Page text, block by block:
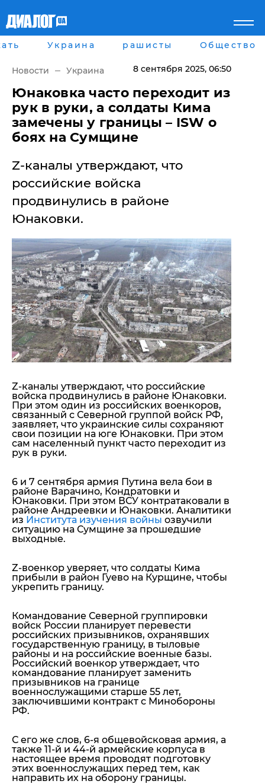
Главная
рассея
Мир
Беларусь
Военное обозрение
Наука и Техника
Экономика
Блоги
Шоу-биз
Здоровье
Спорт
Культура
Города
Луганск
Харьков
Днепр
Львов
Война на Донбассе и в
Крыму
"ДНР"
"ЛНР"
Оккупация Крыма
Новости Крыма
Донбасс
Армия Украины
Лайф стайл
Здоровье
Помощь проекту
Стиль Диалога
Шоу-биз
Культура
Общество
Пресс-релизы Авторское
ИноСМИ
Украина рашисты Общество
Новости Украина 8 сентября 2025, 06:50
​Юнаковка часто переходит из
рук в руки, а солдаты Кима
замечены у границы – ISW о
боях на Сумщине
Z-каналы утверждают, что
российские войска
продвинулись в районе
Юнаковки.
Z-каналы утверждают, что российские
войска продвинулись в районе Юнаковки.
При этом один из российских военкоров,
связанный с Северной группой войск РФ,
заявляет, что украинские силы сохраняют
свои позиции на юге Юнаковки. При этом
сам населенный пункт часто переходит из
рук в руки.
6 и 7 сентября армия Путина вела бои в
районе Варачино, Кондратовки и
Юнаковки. При этом ВСУ контратаковали в
районе Андреевки и Юнаковки. Аналитики
из Института изучения войны озвучили
ситуацию на Сумщине за прошедшие
выходные.
Z-военкор уверяет, что солдаты Кима
прибыли в район Гуево на Курщине, чтобы
укрепить границу.
Командование Северной группировки
войск России планирует перевести
российских призывников, охранявших
государственную границу, в тыловые
районы и на российские военные базы.
Российский военкор утверждает, что
командование планирует заменить
призывников на границе
военнослужащими старше 55 лет,
заключившими контракт с Минобороны
РФ.
С его же слов, 6-я общевойсковая армия, а
также 11-й и 44-й армейские корпуса в
настоящее время проводят подготовку
этих военнослужащих перед тем, как
направить их на оборону границы.